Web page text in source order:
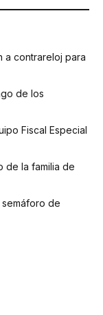
a contrareloj para
de los
Fiscal Especial
de la familia de
de